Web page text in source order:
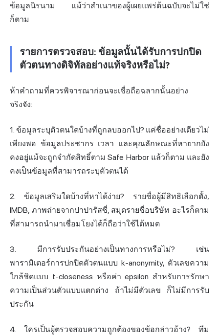
ข้อมูลนิรนาม แม้ว่าสำเนาของผู้เผยแพร่ต้นฉบับจะไม่ใช่
ก็ตาม
รายการตรวจสอบ: ข้อมูลนั้นได้รับการปกปิด
ตัวตนทางดิจิทัลอย่างแท้จริงหรือไม่?
ห้าคำถามที่ควรพิจารณาก่อนจะเชื่อถือฉลากนั้นอย่าง
จริงจัง:
1. ข้อมูลระบุตัวตนใดบ้างที่ถูกลบออกไป? แค่ชื่ออย่างเดียวไม่
เพียงพอ ข้อมูลประชากร เวลา และคุณลักษณะที่หายากยัง
คงอยู่แม้จะถูกจำกัดสิทธิ์ตาม Safe Harbor แล้วก็ตาม และยัง
คงเป็นข้อมูลที่สามารถระบุตัวตนได้
2. ข้อมูลเสริมใดบ้างที่หาได้ง่าย? รายชื่อผู้มีสิทธิเลือกตั้ง,
IMDB, ภาพถ่ายจากปาปารัสซี่, สมุดรายชื่อบริษัท อะไรก็ตาม
ที่สามารถนำมาเชื่อมโยงได้ก็ถือว่าใช้ได้หมด
3. มีการรับประกันอย่างเป็นทางการหรือไม่? เช่น
พารามิเตอร์การปกปิดตัวตนแบบ k-anonymity, ตัวเลขความ
ใกล้ชิดแบบ t-closeness หรือค่า epsilon สำหรับการรักษา
ความเป็นส่วนตัวแบบแตกต่าง ถ้าไม่มีตัวเลข ก็ไม่มีการรับ
ประกัน
4. ใครเป็นผู้ตรวจสอบความถูกต้องของข้อกล่าวอ้าง? ทีม